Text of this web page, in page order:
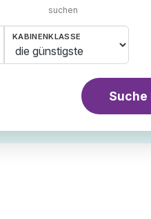
suchen
KABINENKLASSE
Suche